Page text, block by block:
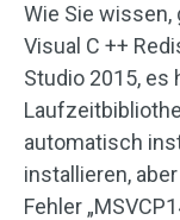
Wie Sie wissen,
Visual C ++
Studio 2015, es
automatisch
installieren,
Fehler